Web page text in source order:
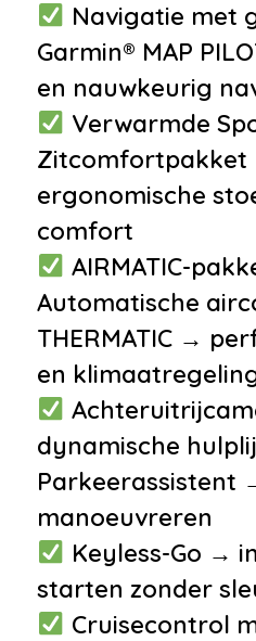
•Luxe lederen
•Sport-Comfort
•12Volt
•Achterbank in
neerklapbaar
•Armsteun
•Armsteun voor
•Bose
•
•Elektrische
achter
•Hoofdsteunen
•Lederen
•Regensensor
•
•Voorstoelen
Milieu
Navigatie met
Garmin® MAP
en nauwkeurig
Verwarmde
ergonomische
comfort
AIRMATIC-
Automatische
THERMATIC →
en
dynamische
Parkeerassistent
manoeuvreren
Keyless-Go →
starten zonder
Cruisecontrol